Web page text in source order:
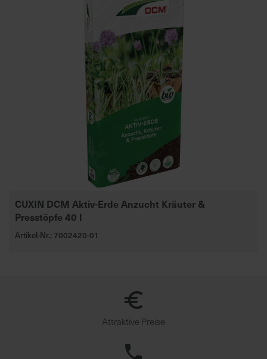
CUXIN DCM Aktiv-Erde Anzucht Kräuter &
Presstöpfe 40 l
Artikel-Nr.: 7002420-01
Attraktive Preise